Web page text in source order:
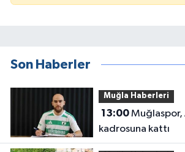
Son Haberler
Muğla Haberleri
13:00Muğlaspor, Ahmet Engin’i
kadrosuna kattı